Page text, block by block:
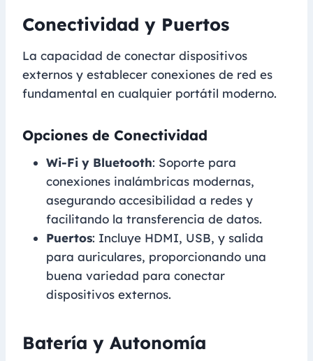
Conectividad y Puertos
La capacidad de conectar dispositivos
externos y establecer conexiones de red es
fundamental en cualquier portátil moderno.
Opciones de Conectividad
Wi-Fi y Bluetooth: Soporte para
conexiones inalámbricas modernas,
asegurando accesibilidad a redes y
facilitando la transferencia de datos.
Puertos: Incluye HDMI, USB, y salida
para auriculares, proporcionando una
buena variedad para conectar
dispositivos externos.
Batería y Autonomía